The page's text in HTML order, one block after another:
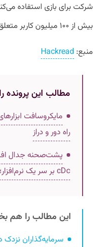
شرکت برای بازی استفاده
بیش از ۱۰۰ میلیون کاربر متعلق به مایکروسافت است.
منبع: Hackread
مطالب این پرونده
مایکروسافت
راه دور و دراز
پشت‌صحنه جدال
cDc بر سر یک نرم‌افزار؛ امنیت شرطی
این مطالب را هم
سرمایه‌گذاران نزدک